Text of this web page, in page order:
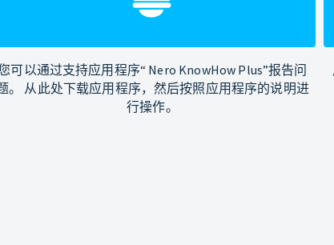
可以通过支持应用程序“ Nero KnowHow Plus”报告问
。 从此处下载应用程序，然后按照应用程序的说明进
行操作。